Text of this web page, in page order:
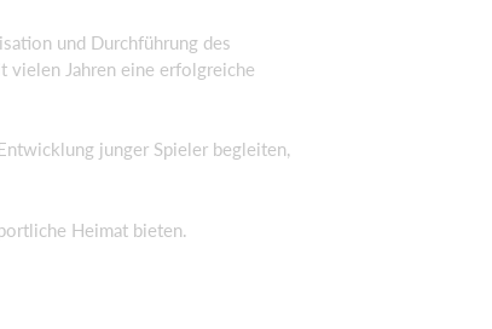
und Durchführung des
vielen Jahren eine erfolgreiche
junger Spieler begleiten,
Heimat bieten.